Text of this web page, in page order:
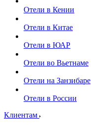
Отели в Кении
Отели в Китае
Отели в ЮАР
Отели во Вьетнаме
Отели на Занзибаре
Отели в России
Клиентам